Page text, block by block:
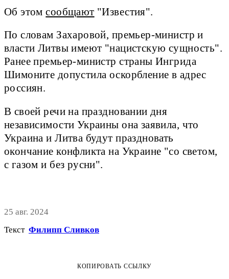
Об этомсообщают "Известия".
По словам Захаровой, премьер-министр и
власти Литвы имеют "нацистскую сущность".
Ранее премьер-министр страны Ингрида
Шимоните допустила оскорбление в адрес
россиян.
В своей речи на праздновании дня
независимости Украины она заявила, что
Украина и Литва будут праздновать
окончание конфликта на Украине "со светом,
с газом и без русни".
25 авг. 2024
Текст Филипп Сливков
КОПИРОВАТЬ ССЫЛКУ